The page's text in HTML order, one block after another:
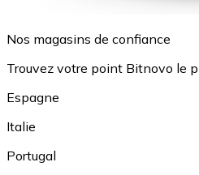
Nos magasins de confiance
Trouvez votre point Bitnovo le
Espagne
Italie
Portugal